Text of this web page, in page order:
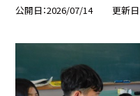
公開日 2026/07/14 更新日